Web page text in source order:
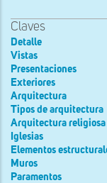
Claves
Detalle
Vistas
Presentaciones
Exteriores
Arquitectura
Tipos de arquitectura
Arquitectura religiosa
Iglesias
Elementos
Muros
Paramentos